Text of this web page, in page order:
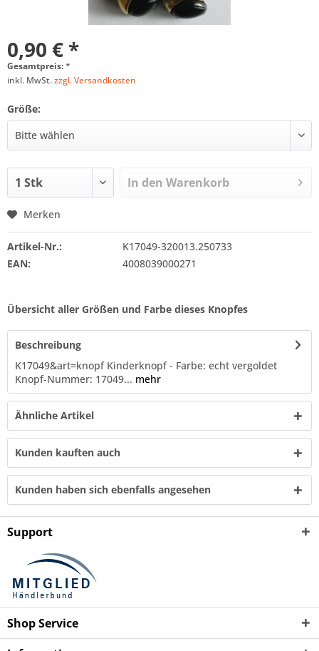
0,90 € *
Gesamtpreis:*
inkl. MwSt.zzgl. Versandkosten
Größe:
In den Warenkorb
Merken
Artikel-Nr.:
K17049-320013.250733
EAN:
4008039000271
Übersicht aller Größen und Farbe dieses Knopfes
Beschreibung
K17049&art=knopf Kinderknopf - Farbe: echt vergoldet
Knopf-Nummer: 17049... mehr
Ähnliche Artikel
Kunden kauften auch
Kunden haben sich ebenfalls angesehen
Support
Shop Service